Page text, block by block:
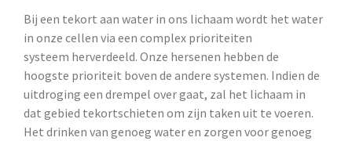
Bij een tekort aan water in ons lichaam wordt het water
in onze cellen via een complex prioriteiten
systeem herverdeeld. Onze hersenen hebben de
hoogste prioriteit boven de andere systemen. Indien de
uitdroging een drempel over gaat, zal het lichaam in
dat gebied tekortschieten om zijn taken uit te voeren.
Het drinken van genoeg water en zorgen voor genoeg